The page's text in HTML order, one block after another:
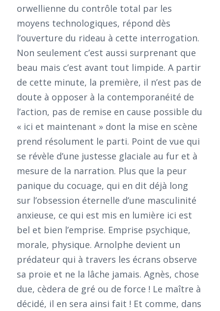
orwellienne du contrôle total par les
moyens technologiques, répond dès
l’ouverture du rideau à cette interrogation.
Non seulement c’est aussi surprenant que
beau mais c’est avant tout limpide. A partir
de cette minute, la première, il n’est pas de
doute à opposer à la contemporanéité de
l’action, pas de remise en cause possible du
« ici et maintenant » dont la mise en scène
prend résolument le parti. Point de vue qui
se révèle d’une justesse glaciale au fur et à
mesure de la narration. Plus que la peur
panique du cocuage, qui en dit déjà long
sur l’obsession éternelle d’une masculinité
anxieuse, ce qui est mis en lumière ici est
bel et bien l’emprise. Emprise psychique,
morale, physique. Arnolphe devient un
prédateur qui à travers les écrans observe
sa proie et ne la lâche jamais. Agnès, chose
due, cèdera de gré ou de force ! Le maître à
décidé, il en sera ainsi fait ! Et comme, dans